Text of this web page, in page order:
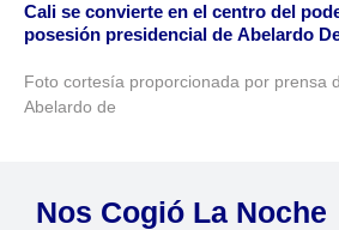
Cali se convierte en el centro del
posesión presidencial de Abelardo
Foto cortesía proporcionada por prensa
Abelardo de
Nos Cogió La Noche